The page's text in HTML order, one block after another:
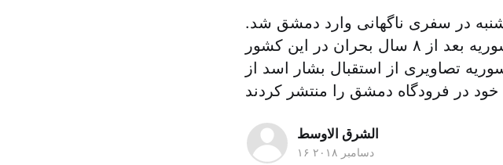
در سفری ناگهانی وارد دمشق شد.
این اولین سفر رسمی یک رئیس کشور به سوریه بعد از ۸ سال بحران در این کشور
تصاویری از استقبال بشار اسد از
الشرق الاوسط
۱۶ دسامبر ۲۰۱۸